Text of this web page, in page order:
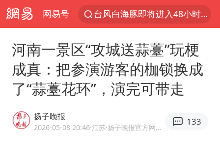
网易号
台风白海豚即将进入48小时警戒线
80后女柜员逆袭成4200亿银行副行长
感觉全东北都在等7号
女子利用漏洞0元薅走3000多件家电
河南一景区“攻城送蒜薹”玩梗
成真：把参演游客的枷锁换成
了“蒜薹花环”，演完可带走
扬子晚报
2026-05-08 20:46·江苏 ·扬子晚报官方网易号
133